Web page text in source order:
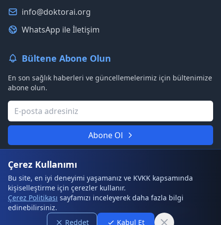
info@doktorai.org
WhatsApp ile İletişim
Bültene Abone Olun
En son sağlık haberleri ve güncellemelerimiz için bültenimize
abone olun.
Abone Ol
© 2026 DoktorAI. Tüm hakları saklıdır.
Kullanım Şartları
Sıkça Sorulan Sorular
Site Haritası
Çerez Kullanımı
Bu site, en iyi deneyimi yaşamanız ve KVKK kapsamında
kişiselleştirme için çerezler kullanır.
Çerez Politikası sayfamızı inceleyerek daha fazla bilgi
edinebilirsiniz.
Reddet
Kabul Et